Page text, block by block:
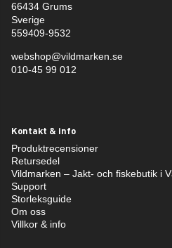
66434 Grums
Sverige
559409-9532
webshop@vildmarken.se
010-45 99 012
Kontakt & info
Produktrecensioner
Retursedel
Vildmarken – Jakt- och fiskebutik i
Support
Storleksguide
Om oss
Villkor & info